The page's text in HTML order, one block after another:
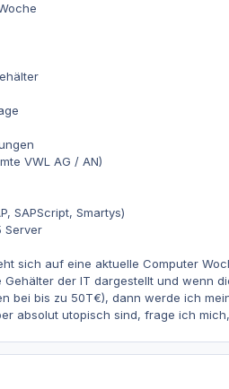
VWL AG / AN)
SAPScript, Smartys)
Server
sich auf eine aktuelle Computer
Gehälter der IT dargestellt und wenn
bei bis zu 50T€), dann werde ich
absolut utopisch sind, frage ich